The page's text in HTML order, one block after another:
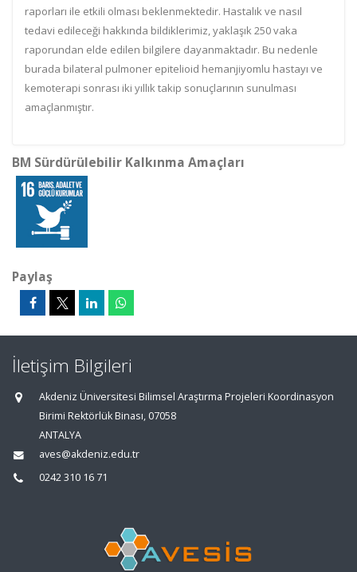
raporları ile etkili olması beklenmektedir. Hastalık ve nasıl
tedavi edileceği hakkında bildiklerimiz, yaklaşık 250 vaka
raporundan elde edilen bilgilere dayanmaktadır. Bu nedenle
burada bilateral pulmoner epitelioid hemanjiyomlu hastayı ve
kemoterapi sonrası iki yıllık takip sonuçlarının sunulması
amaçlanmıştır.
BM Sürdürülebilir Kalkınma Amaçları
Paylaş
İletişim Bilgileri
Akdeniz Üniversitesi Bilimsel Araştırma Projeleri Koordinasyon
Birimi Rektörlük Binası, 07058
ANTALYA
aves@akdeniz.edu.tr
0242 310 16 71